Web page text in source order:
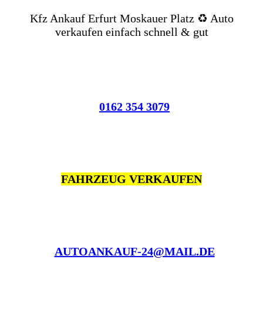
Kfz Ankauf Erfurt Moskauer Platz ♻️ Auto
verkaufen einfach schnell & gut
0162 354 3079
FAHRZEUG VERKAUFEN
AUTOANKAUF-24@MAIL.DE